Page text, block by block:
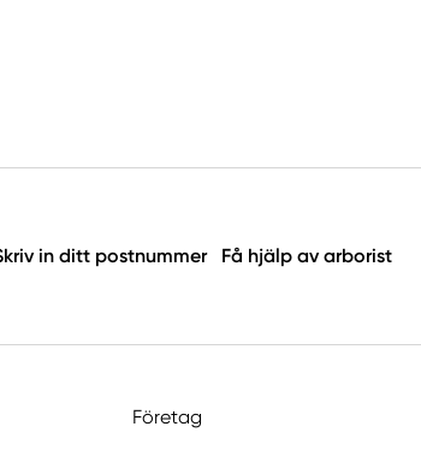
in ditt postnummer Få hjälp av arborist
Företag